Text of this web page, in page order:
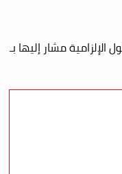
الإلزامية مشار إليها بـ